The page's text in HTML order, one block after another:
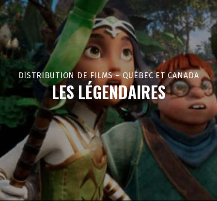
DISTRIBUTION DE FILMS – QUÉBEC ET CANADA
LES LÉGENDAIRES